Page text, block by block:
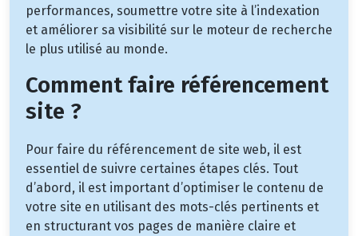
performances, soumettre votre site à l’indexation
et améliorer sa visibilité sur le moteur de recherche
le plus utilisé au monde.
Comment faire référencement
site ?
Pour faire du référencement de site web, il est
essentiel de suivre certaines étapes clés. Tout
d’abord, il est important d’optimiser le contenu de
votre site en utilisant des mots-clés pertinents et
en structurant vos pages de manière claire et